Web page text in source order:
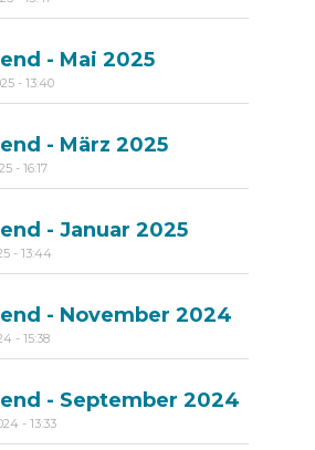
- Mai 2025
- 13:40
- März 2025
- 16:17
- Januar 2025
- 13:44
- November 2024
- 15:38
- September 2024
- 13:33